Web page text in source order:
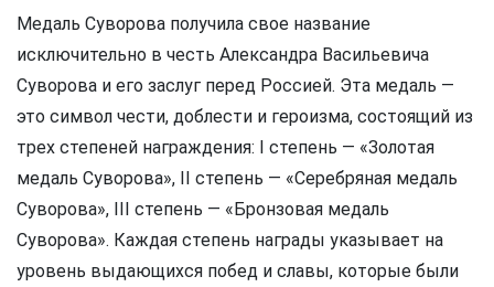
Медаль Суворова получила свое название
исключительно в честь Александра Васильевича
Суворова и его заслуг перед Россией. Эта медаль —
это символ чести, доблести и героизма, состоящий из
трех степеней награждения: I степень — «Золотая
медаль Суворова», II степень — «Серебряная медаль
Суворова», III степень — «Бронзовая медаль
Суворова». Каждая степень награды указывает на
уровень выдающихся побед и славы, которые были